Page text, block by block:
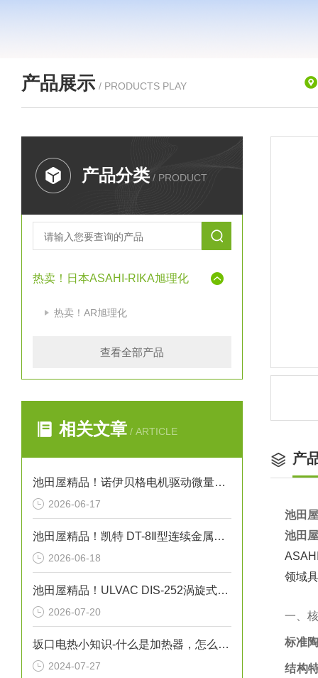
产品展示 / PRODUCTS PLAY
产品分类 / PRODUCT
热卖！日本ASAHI-RIKA旭理化
热卖！AR旭理化
查看全部产品
相关文章 / ARTICLE
池田屋精品！诺伊贝格电机驱动微量精密充填点胶机 VMO10 参数介绍
2026-06-17
池田屋精品！凯特 DT-8Ⅱ型连续金属探测器 参数介绍
2026-06-18
池田屋精品！ULVAC DIS-252涡旋式干泵技术
2026-07-20
坂口电热小知识-什么是加热器，怎么保养加热器
2024-07-27
产
池田
池田
领域
一、
标准
结构